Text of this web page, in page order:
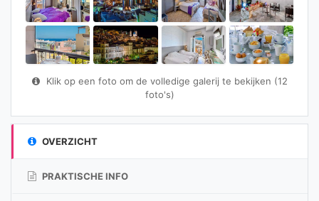
Klik op een foto om de volledige galerij te bekijken (12
foto's)
OVERZICHT
PRAKTISCHE INFO